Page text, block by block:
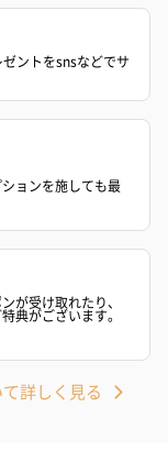
グ
ドクリーム（
ッシュローズ
円）
ントをsnsなどでサ
ョンを施しても最
が受け取れたり、
典がございます。
詳しく見る